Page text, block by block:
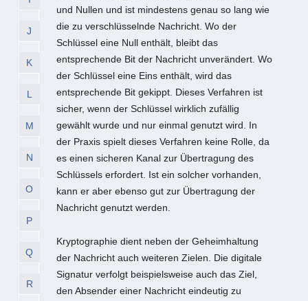
J
K
L
M
N
O
P
Q
R
und Nullen und ist mindestens genau so lang wie
die zu verschlüsselnde Nachricht. Wo der
Schlüssel eine Null enthält, bleibt das
entsprechende Bit der Nachricht unverändert. Wo
der Schlüssel eine Eins enthält, wird das
entsprechende Bit gekippt. Dieses Verfahren ist
sicher, wenn der Schlüssel wirklich zufällig
gewählt wurde und nur einmal genutzt wird. In
der Praxis spielt dieses Verfahren keine Rolle, da
es einen sicheren Kanal zur Übertragung des
Schlüssels erfordert. Ist ein solcher vorhanden,
kann er aber ebenso gut zur Übertragung der
Nachricht genutzt werden.
Kryptographie dient neben der Geheimhaltung
der Nachricht auch weiteren Zielen. Die digitale
Signatur verfolgt beispielsweise auch das Ziel,
den Absender einer Nachricht eindeutig zu